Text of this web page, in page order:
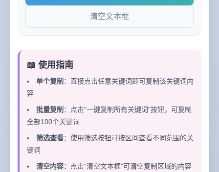
清空文本框
📖 使用指南
单个复制 ：直接点击任意关键词即可复制该关键词内
容
批量复制 ：点击"一键复制所有关键词"按钮，可复制
全部100个关键词
筛选查看：使用筛选按钮可按区间查看不同范围的关
键词
清空内容：点击"清空文本框"可清空复制区域的内容